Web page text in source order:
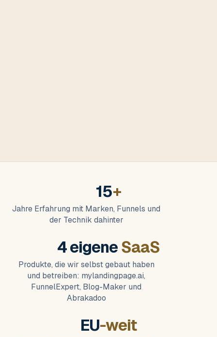
15+
Jahre Erfahrung mit Marken, Funnels und
der Technik dahinter
4 eigeneSaaS
Produkte, die wir selbst gebaut haben
und betreiben: mylandingpage.ai,
FunnelExpert, Blog-Maker und
Abrakadoo
EU-weit